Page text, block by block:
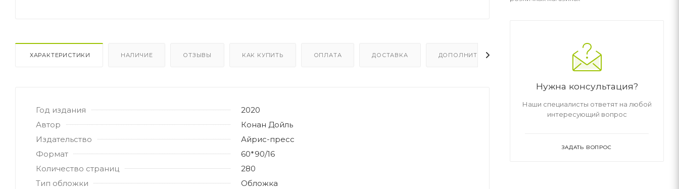
ХАРАКТЕРИСТИКИ НАЛИЧИЕ ОТЗЫВЫ КАК КУПИТЬ ОПЛАТА ДОСТАВКА ДОПОЛНИТЕЛЬНО
Год издания
2020
Автор
Конан Дойль
Издательство
Айрис-пресс
Формат
60*90/16
Количество страниц
280
Тип обложки
Обложка
Нужна консультация?
Наши специалисты ответят на любой
интересующий вопрос
ЗАДАТЬ ВОПРОС